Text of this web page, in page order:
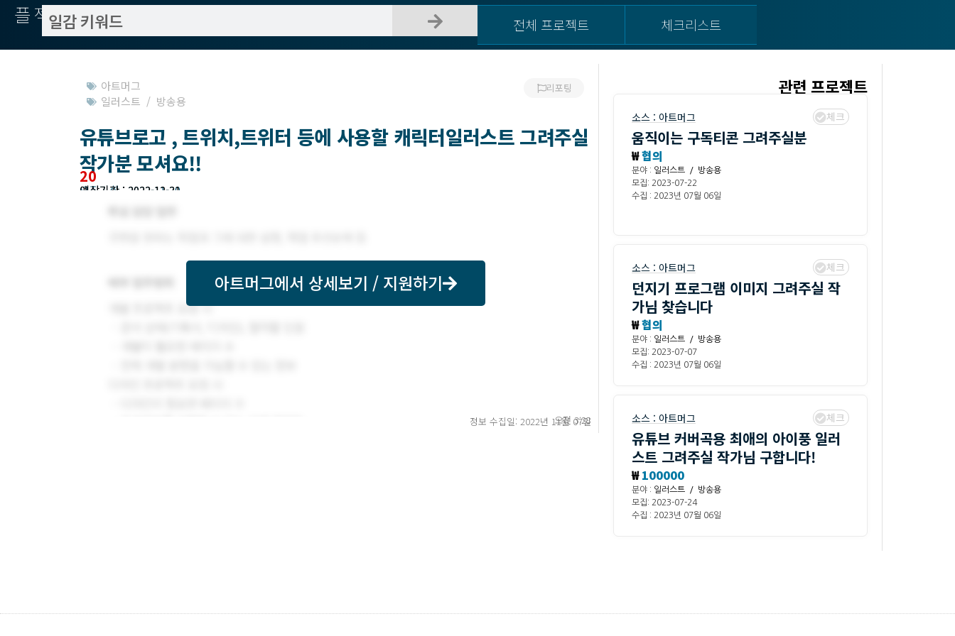
플젝서치 전체 프로젝트 체크리스트
아트머그
일러스트 / 방송용
리포팅
유튜브로고 , 트위치,트위터 등에 사용할 캐릭터일러스트 그려주실
작가분 모셔요!!
20
모집기한 : 2022-11-30
예상기간 : 2022-12-31
아트머그에서 상세보기 / 지원하기
정보 수집일: 2022년 11월 07일
오전 3:28
관련 프로젝트
소스 : 아트머그 체크
움직이는 구독티콘 그려주실분
₩협의
분야 : 일러스트 / 방송용
모집: 2023-07-22
수집 : 2023년 07월 06일
소스 : 아트머그 체크
던지기 프로그램 이미지 그려주실 작
가님 찾습니다
₩협의
분야 : 일러스트 / 방송용
모집: 2023-07-07
수집 : 2023년 07월 06일
소스 : 아트머그 체크
유튜브 커버곡용 최애의 아이풍 일러
스트 그려주실 작가님 구합니다!
₩100000
분야 : 일러스트 / 방송용
모집: 2023-07-24
수집 : 2023년 07월 06일